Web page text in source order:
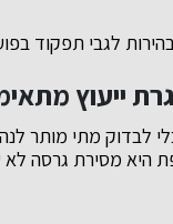
לגבי תפקוד
ייעוץ
לבדוק מתי מותר
היא מסירת גרסה